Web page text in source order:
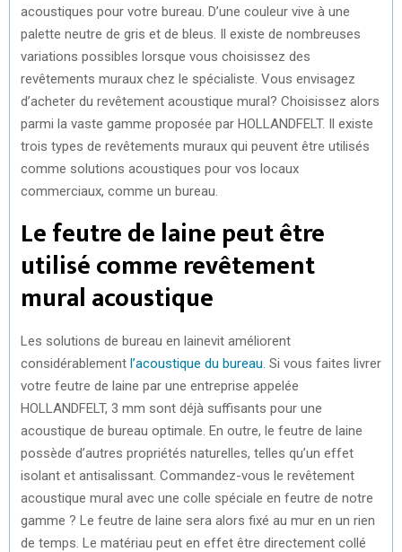
acoustiques pour votre bureau. D’une couleur vive à une
palette neutre de gris et de bleus. Il existe de nombreuses
variations possibles lorsque vous choisissez des
revêtements muraux chez le spécialiste. Vous envisagez
d’acheter du revêtement acoustique mural? Choisissez alors
parmi la vaste gamme proposée par HOLLANDFELT. Il existe
trois types de revêtements muraux qui peuvent être utilisés
comme solutions acoustiques pour vos locaux
commerciaux, comme un bureau.
Le feutre de laine peut être
utilisé comme revêtement
mural acoustique
Les solutions de bureau en lainevit améliorent
considérablement l’acoustique du bureau . Si vous faites livrer
votre feutre de laine par une entreprise appelée
HOLLANDFELT, 3 mm sont déjà suffisants pour une
acoustique de bureau optimale. En outre, le feutre de laine
possède d’autres propriétés naturelles, telles qu’un effet
isolant et antisalissant. Commandez-vous le revêtement
acoustique mural avec une colle spéciale en feutre de notre
gamme ? Le feutre de laine sera alors fixé au mur en un rien
de temps. Le matériau peut en effet être directement collé